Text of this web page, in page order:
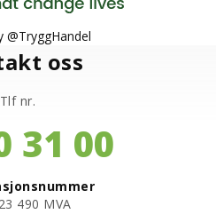
@TryggHandel
oss
Tlf nr.
31 00
490 MVA